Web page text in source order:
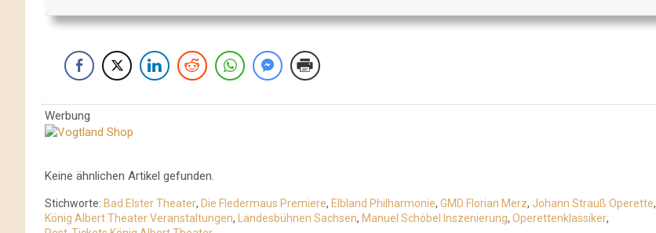
Werbung
Keine ähnlichen Artikel gefunden.
Stichworte: Bad Elster Theater, Die Fledermaus Premiere, Elbland Philharmonie, GMD Florian Merz, Johann Strauß Operette,
König Albert Theater Veranstaltungen, Landesbühnen Sachsen, Manuel Schöbel Inszenierung, Operettenklassiker,